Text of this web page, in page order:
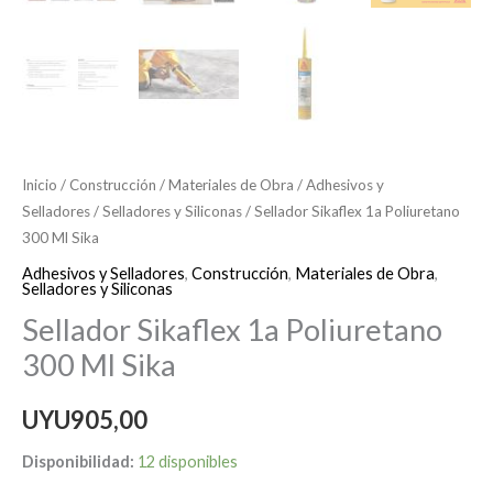
Inicio / Construcción /Materiales de Obra /Adhesivos y
Selladores/Selladores y Siliconas/ Sellador Sikaflex 1a Poliuretano
300 Ml Sika
Adhesivos y Selladores, Construcción, Materiales de Obra,
Selladores y Siliconas
Sellador Sikaflex 1a Poliuretano
300 Ml Sika
UYU905,00
Disponibilidad: 12 disponibles